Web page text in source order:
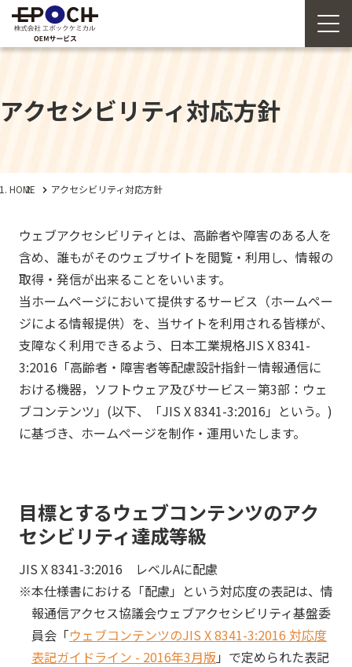
アクセシビリティ対応方針
HOME アクセシビリティ対応方針
ウェブアクセシビリティとは、高齢者や障害のある人を
含め、誰もがそのウェブサイトを閲覧・利用し、情報の
取得・発信が出来ることをいいます。
当ホームページにおいて提供するサービス（ホームペー
ジによる情報提供）を、当サイトを利用される皆様が、
支障なく利用できるよう、日本工業規格JIS X 8341-
3:2016「高齢者・障害者等配慮設計指針－情報通信に
おける機器，ソフトウェア及びサービス－第3部：ウェ
ブコンテンツ」(以下、「JIS X 8341-3:2016」という。)
に基づき、ホームページを制作・運用いたします。
目標とするウェブコンテンツのアク
セシビリティ達成等級
JIS X 8341-3:2016 レベルAに配慮
※本仕様書における「配慮」という対応度の表記は、情
報通信アクセス協議会ウェブアクセシビリティ基盤委
員会「ウェブコンテンツのJIS X 8341-3:2016 対応度
表記ガイドライン - 2016年3月版」で定められた表記